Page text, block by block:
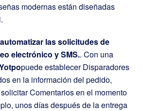
modernas están diseñadas
las solicitudes de
electrónico y SMS.. Con una
puede establecer Disparadores
en la información del pedido,
Comentarios en el momento
unos días después de la entrega